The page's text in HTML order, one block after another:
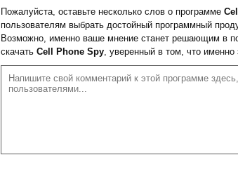
Пожалуйста, оставьте несколько слов о программе
пользователям выбрать достойный программный
Возможно, именно ваше мнение станет решающим в
скачать Cell Phone Spy, уверенный в том, что